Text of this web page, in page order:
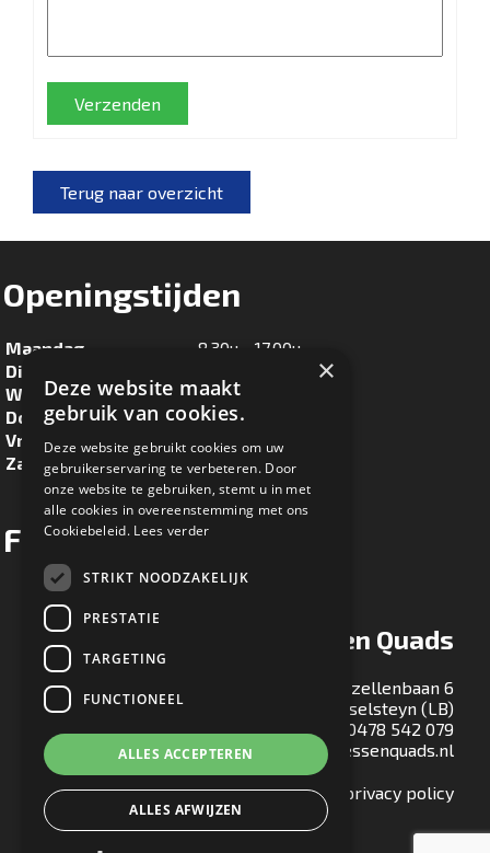
Verzenden
Terug naar overzicht
Openingstijden
Maandag
8.30u - 17.00u
Dinsdag
Woensdag
8.30u - 17.00u
Donderdag
8.30u - 17.00u
Vrijdag
8.30u - 17.00u
Zaterdag
8.30u - 16.00u
Facebook
Ton Maessen Quads
Gezellenbaan 6
5813 EA Ysselsteyn (LB)
0478 542 079
E:info@tonmaessenquads.nl
Bekijk onze privacy policy
×
Deze website maakt
gebruik van cookies.
Deze website gebruikt cookies om uw
gebruikerservaring te verbeteren. Door
onze website te gebruiken, stemt u in met
alle cookies in overeenstemming met ons
Cookiebeleid. Lees verder
STRIKT NOODZAKELIJK
PRESTATIE
TARGETING
FUNCTIONEEL
ALLES ACCEPTEREN
ALLES AFWIJZEN